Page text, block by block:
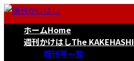
コ
ナ
ホームHome
週刊かけはしThe KAKEHASHI
既刊号一覧